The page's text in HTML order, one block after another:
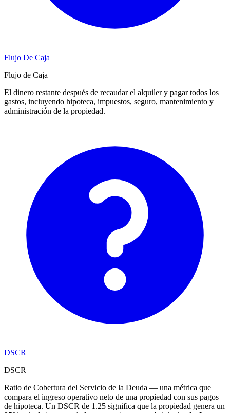
Flujo De Caja
Flujo de Caja
El dinero restante después de recaudar el alquiler y pagar todos los
gastos, incluyendo hipoteca, impuestos, seguro, mantenimiento y
administración de la propiedad.
DSCR
DSCR
Ratio de Cobertura del Servicio de la Deuda — una métrica que
compara el ingreso operativo neto de una propiedad con sus pagos
de hipoteca. Un DSCR de 1.25 significa que la propiedad genera un